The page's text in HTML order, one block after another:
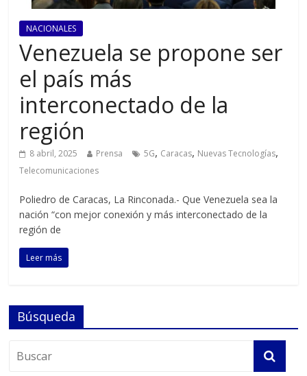
NACIONALES
Venezuela se propone ser
el país más
interconectado de la
región
8 abril, 2025 Prensa 5G, Caracas, Nuevas Tecnologías,
Telecomunicaciones
Poliedro de Caracas, La Rinconada.- Que Venezuela sea la
nación “con mejor conexión y más interconectado de la
región de
Leer más
Búsqueda